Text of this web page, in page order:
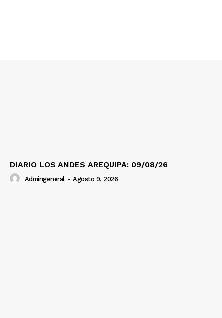
DIARIO LOS ANDES AREQUIPA: 09/08/26
Admingeneral - Agosto 9, 2026